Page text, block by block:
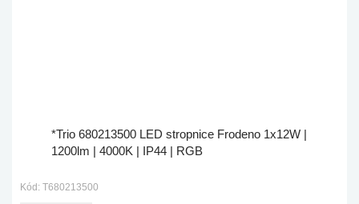
*Trio 680213500 LED stropnice Frodeno 1x12W |
1200lm | 4000K | IP44 | RGB
Kód: T680213500